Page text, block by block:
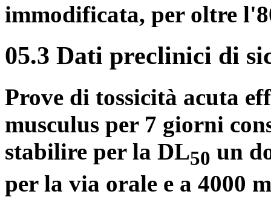
immodificata, per oltre
05.3 Dati preclinici di
Prove di tossicità acuta
musculus per 7 giorni
stabilire per la DL50 un
per la via orale e a 4000